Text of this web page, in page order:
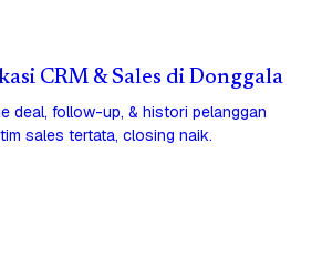
CRM & Sales di Donggala
deal, follow-up, & histori pelanggan
sales tertata, closing naik.